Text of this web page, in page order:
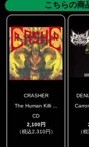
こちらの商
CRASHER
The Human Killi ...
CD
2,100円
（税込2,310円）
（